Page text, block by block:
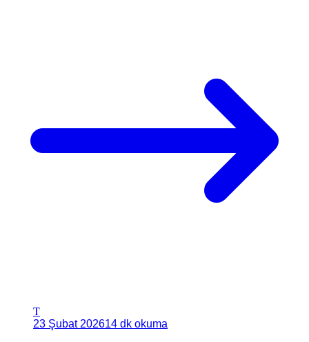
T
23 Şubat 202614 dk okuma